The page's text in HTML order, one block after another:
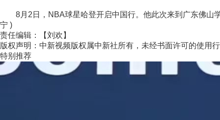
8月2日，NBA球星哈登开启中国行。他此次来到广东佛山学
宁 )
责任编辑：【刘欢】
版权声明：中新视频版权属中新社所有，未经书面许可的使用
特别推荐